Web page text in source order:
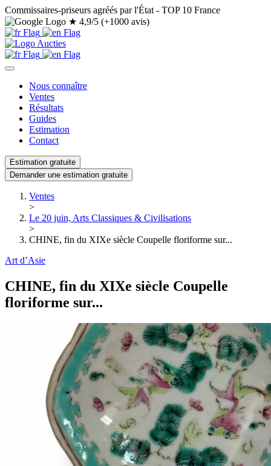
Commissaires-priseurs agréés par l'État - TOP 10 France
★ 4,9/5 (+1000 avis)
Nous connaître
Ventes
Résultats
Guides
Estimation
Contact
Estimation gratuite
Demander une estimation gratuite
Ventes
>
Le 20 juin, Arts Classiques & Civilisations
>
CHINE, fin du XIXe siècle Coupelle floriforme sur...
Art d’Asie
CHINE, fin du XIXe siècle Coupelle
floriforme sur...